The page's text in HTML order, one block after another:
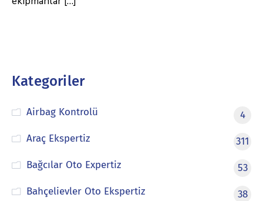
Kategoriler
Airbag Kontrolü
4
Araç Ekspertiz
311
Bağcılar Oto Expertiz
53
Bahçelievler Oto Ekspertiz
38